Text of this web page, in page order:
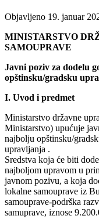
Objavljeno 19. januar
MINISTARSTVO
SAMOUPRAVE
Javni poziv za dodelu
opštinsku/gradsku
I. Uvod i predmet
Ministarstvo državne
Ministarstvo) upućuje
najbolju opštinsku/
upravljanja .
Sredstva koja će biti
najboljom upravom u
javnom pozivu, a koja
lokalne samouprave iz
samouprave-podrška
samuprave, iznose